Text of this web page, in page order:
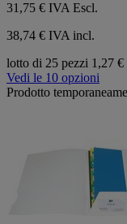
31,75 € IVA Escl.
38,74 € IVA incl.
lotto di 25 pezzi 1,27 €
Vedi le 10 opzioni
Prodotto